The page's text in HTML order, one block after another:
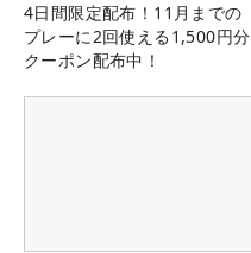
4日間限定配布！11月までの
プレーに2回使える1,500円分
クーポン配布中！